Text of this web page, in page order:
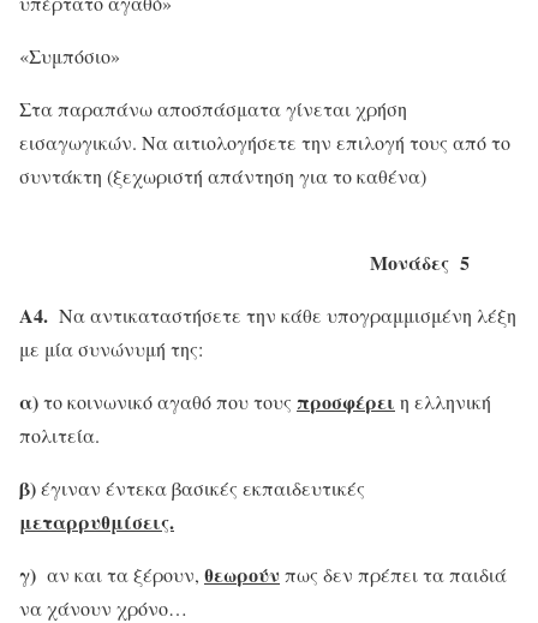
«Συμπόσιο»
Στα παραπάνω αποσπάσματα γίνεται χρήση
εισαγωγικών. Να αιτιολογήσετε την επιλογή τους από το
συντάκτη (ξεχωριστή απάντηση για το καθένα)
Μονάδες 5
Α4. Να αντικαταστήσετε την κάθε υπογραμμισμένη λέξη
με μία συνώνυμή της:
α)το κοινωνικό αγαθό που τους προσφέρει η ελληνική
πολιτεία.
β)έγιναν έντεκα βασικές εκπαιδευτικές
μεταρρυθμίσεις.
γ) αν και τα ξέρουν, θεωρούν πως δεν πρέπει τα παιδιά
να χάνουν χρόνο…